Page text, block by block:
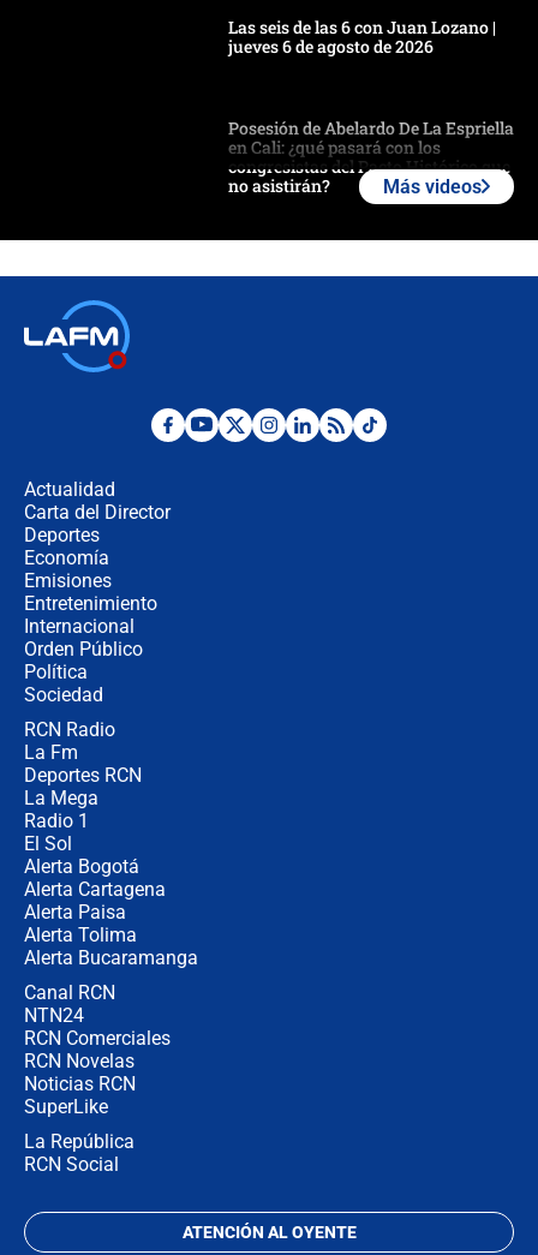
Las seis de las 6 con Juan Lozano |
jueves 6 de agosto de 2026
Posesión de Abelardo De La Espriella
en Cali: ¿qué pasará con los
congresistas del Pacto Histórico que
no asistirán?
¿Por qué De la Espriella gobernará
Más videos
Actualidad
Carta del Director
Deportes
Economía
Emisiones
Entretenimiento
Internacional
Orden Público
Política
Sociedad
RCN Radio
La Fm
Deportes RCN
La Mega
Radio 1
El Sol
Alerta Bogotá
Alerta Cartagena
Alerta Paisa
Alerta Tolima
Alerta Bucaramanga
Canal RCN
NTN24
RCN Comerciales
RCN Novelas
Noticias RCN
SuperLike
La República
RCN Social
ATENCIÓN AL OYENTE